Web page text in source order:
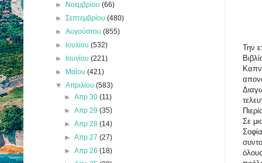
Την
Σε
► Νοεμβρίου(66)
►Σεπτεμβρίου(480)
►Αυγούστου(855)
► Ιουλίου(532)
► Ιουνίου(221)
► Μαΐου(421)
▼Απριλίου(583)
► Απρ 30 (11)
► Απρ 29 (35)
► Απρ 28 (14)
► Απρ 27 (27)
► Απρ 26 (18)